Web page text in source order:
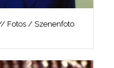
// Fotos / Szenenfoto